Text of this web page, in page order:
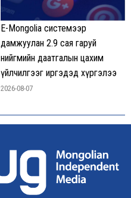
E-Mongolia системээр
дамжуулан 2.9 сая гаруй
нийгмийн даатгалын цахим
үйлчилгээг иргэдэд хүргэлээ
2026-08-07